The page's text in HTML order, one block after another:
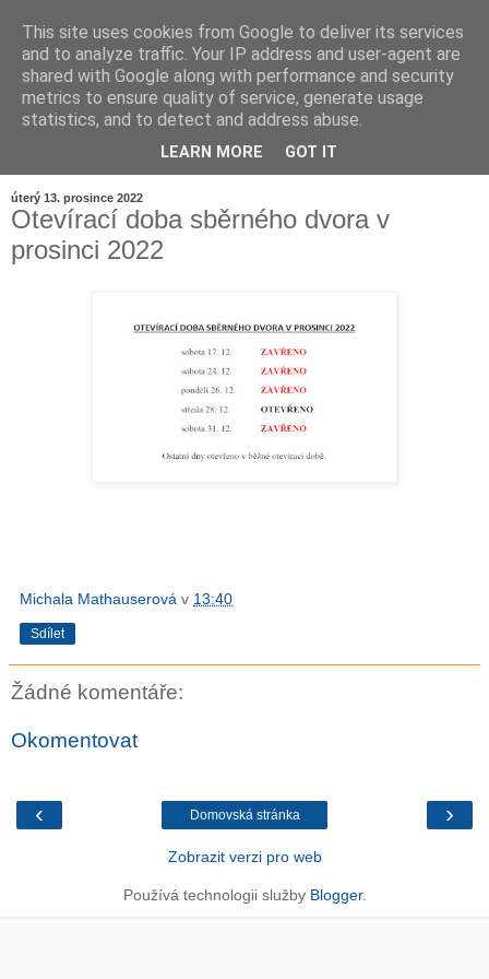
úterý 13. prosince 2022
Otevírací doba sběrného dvora v
prosinci 2022
Michala Mathauserová v 13:40
Sdílet
Žádné komentáře:
Okomentovat
‹ ›
Domovská stránka
Zobrazit verzi pro web
Používá technologii služby Blogger.
This site uses cookies from Google to deliver its services
and to analyze traffic. Your IP address and user-agent are
shared with Google along with performance and security
metrics to ensure quality of service, generate usage
statistics, and to detect and address abuse.
LEARN MORE GOT IT